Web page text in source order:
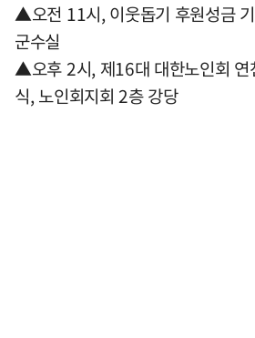
▲오전 11시, 이웃돕기 후원성금
군수실
▲오후 2시, 제16대 대한노인회 연
식, 노인회지회 2층 강당